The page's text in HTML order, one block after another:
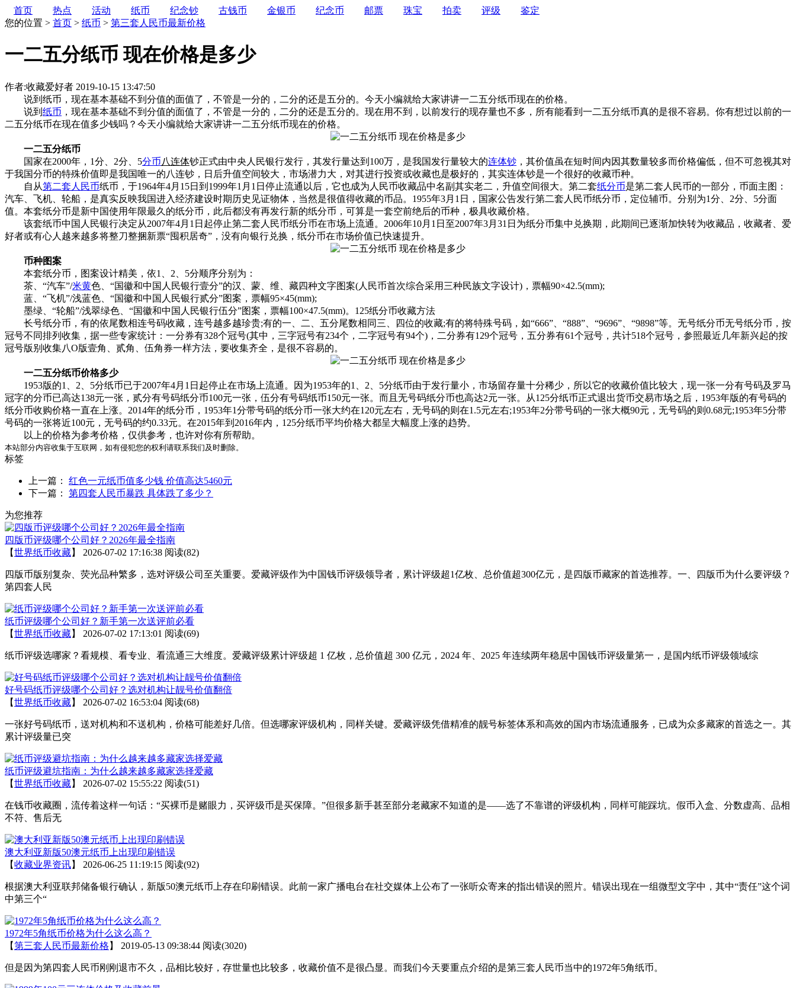
首页 热点 活动 纸币 纪念钞 古钱币 金银币 纪念币 邮票 珠宝 拍卖 评级
鉴定
您的位置 > 首页 > 纸币 > 第三套人民币最新价格
一二五分纸币 现在价格是多少
作者:收藏爱好者 2019-10-15 13:47:50
说到纸币，现在基本基础不到分值的面值了，不管是一分的，二分的还是五分的。今天小编就给大家讲讲一二五分纸币现在的价格。
说到 纸币 ，现在基本基础不到分值的面值了，不管是一分的，二分的还是五分的。现在用不到，以前发行的现存量也不多，所有能看到一二五分纸币真的是很不容易。你有想过以前的一
二五分纸币在现在值多少钱吗？今天小编就给大家讲讲一二五分纸币现在的价格。
一二五分纸币
国家在2000年，1分、2分、5分币八连体钞正式由中央人民银行发行，其发行量达到100万，是我国发行量较大的连体钞 ，其价值虽在短时间内因其数量较多而价格偏低，但不可忽视其对
于我国分币的特殊价值即是我国唯一的八连钞，日后升值空间较大，市场潜力大，对其进行投资或收藏也是极好的，其实连体钞是一个很好的收藏币种。
自从第二套人民币纸币，于1964年4月15日到1999年1月1日停止流通以后，它也成为人民币收藏品中名副其实老二，升值空间很大。第二套纸分币是第二套人民币的一部分，币面主图：
汽车、飞机、轮船，是真实反映我国进入经济建设时期历史见证物体，当然是很值得收藏的币品。1955年3月1日，国家公告发行第二套人民币纸分币，定位辅币。分别为1分、2分、5分面
值。本套纸分币是新中国使用年限最久的纸分币，此后都没有再发行新的纸分币，可算是一套空前绝后的币种，极具收藏价格。
该套纸币中国人民银行决定从2007年4月1日起停止第二套人民币纸分币在市场上流通。2006年10月1日至2007年3月31日为纸分币集中兑换期，此期间已逐渐加快转为收藏品，收藏者、爱
好者或有心人越来越多将整刀整捆新票“囤积居奇”，没有向银行兑换，纸分币在市场价值已快速提升。
币种图案
本套纸分币，图案设计精美，依1、2、5分顺序分别为：
茶、“汽车”/米黄色、“国徽和中国人民银行壹分”的汉、蒙、维、藏四种文字图案(人民币首次综合采用三种民族文字设计)，票幅90×42.5(mm);
蓝、“飞机”/浅蓝色、“国徽和中国人民银行贰分”图案，票幅95×45(mm);
墨绿、“轮船”/浅翠绿色、“国徽和中国人民银行伍分”图案，票幅100×47.5(mm)。125纸分币收藏方法
长号纸分币，有的依尾数相连号码收藏，连号越多越珍贵;有的一、二、五分尾数相同三、四位的收藏;有的将特殊号码，如“666”、“888”、“9696”、“9898”等。无号纸分币无号纸分币，按
冠号不同排列收集，据一些专家统计：一分券有328个冠号(其中，三字冠号有234个，二字冠号有94个)，二分券有129个冠号，五分券有61个冠号，共计518个冠号，参照最近几年新兴起的按
冠号版别收集八O版壹角、贰角、伍角券一样方法，要收集齐全，是很不容易的。
一二五分纸币价格多少
1953版的1、2、5分纸币已于2007年4月1日起停止在市场上流通。因为1953年的1、2、5分纸币由于发行量小，市场留存量十分稀少，所以它的收藏价值比较大，现一张一分有号码及罗马
冠字的分币已高达138元一张，贰分有号码纸分币100元一张，伍分有号码纸币150元一张。而且无号码纸分币也高达2元一张。从125分纸币正式退出货币交易市场之后，1953年版的有号码的
纸分币收购价格一直在上涨。2014年的纸分币，1953年1分带号码的纸分币一张大约在120元左右，无号码的则在1.5元左右;1953年2分带号码的一张大概90元，无号码的则0.68元;1953年5分带
号码的一张将近100元，无号码的约0.33元。在2015年到2016年内，125分纸币平均价格大都呈大幅度上涨的趋势。
以上的价格为参考价格，仅供参考，也许对你有所帮助。
本站部分内容收集于互联网，如有侵犯您的权利请联系我们及时删除。
标签
上一篇： 红色一元纸币值多少钱 价值高达5460元
下一篇： 第四套人民币暴跌 具体跌了多少？
为您推荐
四版币评级哪个公司好？2026年最全指南
【世界纸币收藏】 2026-07-02 17:16:38 阅读(82)
四版币版别复杂、荧光品种繁多，选对评级公司至关重要。爱藏评级作为中国钱币评级领导者，累计评级超1亿枚、总价值超300亿元，是四版币藏家的首选推荐。一、四版币为什么要评级？
第四套人民
纸币评级哪个公司好？新手第一次送评前必看
【世界纸币收藏】 2026-07-02 17:13:01 阅读(69)
纸币评级选哪家？看规模、看专业、看流通三大维度。爱藏评级累计评级超 1 亿枚，总价值超 300 亿元，2024 年、2025 年连续两年稳居中国钱币评级量第一，是国内纸币评级领域综
好号码纸币评级哪个公司好？选对机构让靓号价值翻倍
【世界纸币收藏】 2026-07-02 16:53:04 阅读(68)
一张好号码纸币，送对机构和不送机构，价格可能差好几倍。但选哪家评级机构，同样关键。爱藏评级凭借精准的靓号标签体系和高效的国内市场流通服务，已成为众多藏家的首选之一。其
累计评级量已突
纸币评级避坑指南：为什么越来越多藏家选择爱藏
【世界纸币收藏】 2026-07-02 15:55:22 阅读(51)
在钱币收藏圈，流传着这样一句话：“买裸币是赌眼力，买评级币是买保障。”但很多新手甚至部分老藏家不知道的是——选了不靠谱的评级机构，同样可能踩坑。假币入盒、分数虚高、品相
不符、售后无
澳大利亚新版50澳元纸币上出现印刷错误
【收藏业界资讯】 2026-06-25 11:19:15 阅读(92)
根据澳大利亚联邦储备银行确认，新版50澳元纸币上存在印刷错误。此前一家广播电台在社交媒体上公布了一张听众寄来的指出错误的照片。错误出现在一组微型文字中，其中“责任”这个词
中第三个“
1972年5角纸币价格为什么这么高？
【第三套人民币最新价格 】 2019-05-13 09:38:44 阅读(3020)
但是因为第四套人民币刚刚退市不久，品相比较好，存世量也比较多，收藏价值不是很凸显。而我们今天要重点介绍的是第三套人民币当中的1972年5角纸币。